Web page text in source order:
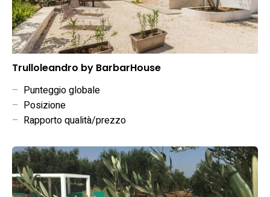
Trulloleandro by BarbarHouse
– Punteggio globale
– Posizione
– Rapporto qualità/prezzo